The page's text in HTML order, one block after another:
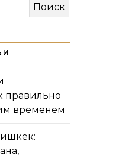
Поиск
правильно
временем